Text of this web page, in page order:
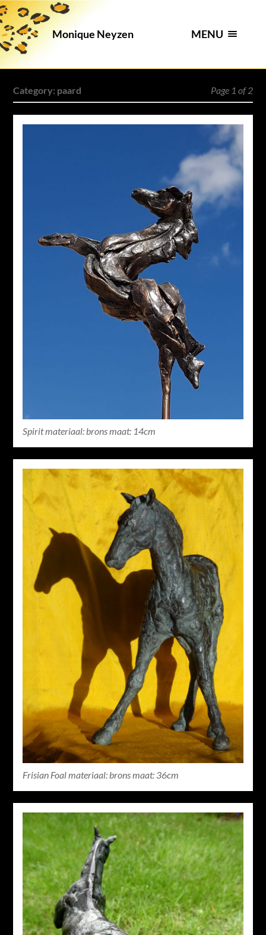
Monique Neyzen MENU
Category: paard Page 1 of 2
Spirit materiaal: brons maat: 14cm
Frisian Foal materiaal: brons maat: 36cm